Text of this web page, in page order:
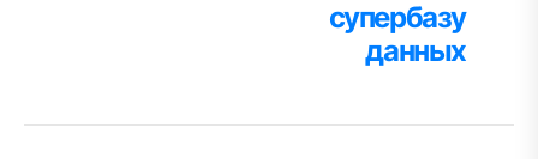
супербазу
данных